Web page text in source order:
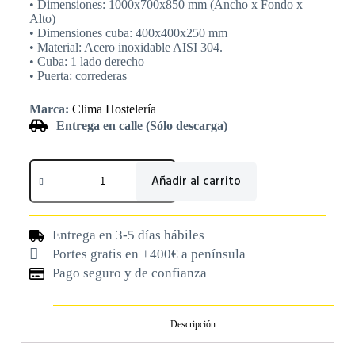
• Dimensiones: 1000x700x850 mm (Ancho x Fondo x
Alto)
• Dimensiones cuba: 400x400x250 mm
• Material: Acero inoxidable AISI 304.
• Cuba: 1 lado derecho
• Puerta: correderas
Marca: Clima Hostelería
Entrega en calle (Sólo descarga)
Añadir al carrito
Entrega en 3-5 días hábiles
Portes gratis en +400€ a península
Pago seguro y de confianza
Descripción